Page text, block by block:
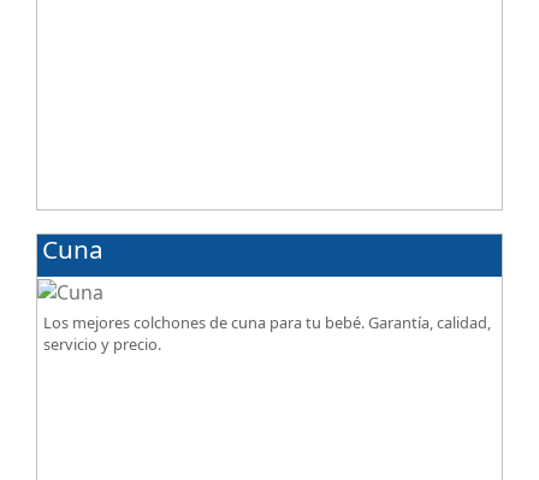
Cuna
Los mejores colchones de cuna para tu bebé. Garantía, calidad,
servicio y precio.